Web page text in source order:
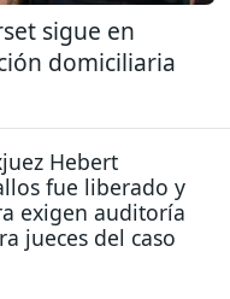
sigue en
domiciliaria
Hebert
fue liberado y
exigen auditoría
jueces del caso